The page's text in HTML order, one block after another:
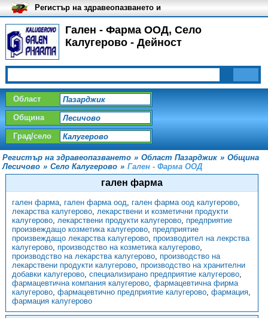
Гален - Фарма ООД, Село
Калугерово - Дейност
Регистър на здравеопазването и
медицинските заведения в
България
Област
Община
Град/село
Регистър на здравеопазването » Област Пазарджик » Община
Лесичово » Село Калугерово » Гален - Фарма ООД
гален фарма
гален фарма, гален фарма оод, гален фарма оод калугерово,
лекарства калугерово, лекарствени и козметични продукти
калугерово, лекарствени продукти калугерово, предприятие
произвеждащо козметика калугерово, предприятие
произвеждащо лекарства калугерово, производител на лекрства
калугерово, производство на козметика калугерово,
производство на лекарства калугерово, производство на
лекарствени продукти калугерово, производство на хранителни
добавки калугерово, специализирано предприятие калугерово,
фармацевтична компания калугерово, фармацевтична фирма
калугерово, фармацевтично предприятие калугерово, фармация,
фармация калугерово